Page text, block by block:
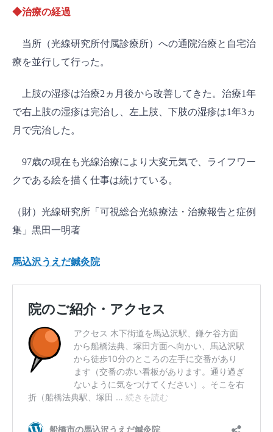
◆治療の経過
当所（光線研究所付属診療所）への通院治療と自宅治
療を並行して行った。
上肢の湿疹は治療2ヵ月後から改善してきた。治療1年
で右上肢の湿疹は完治し、左上肢、下肢の湿疹は1年3ヵ
月で完治した。
97歳の現在も光線治療により大変元気で、ライフワー
クである絵を描く仕事は続けている。
（財）光線研究所「可視総合光線療法・治療報告と症例
集」黒田一明著
馬込沢うえだ鍼灸院